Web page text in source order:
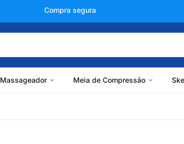
+150 mil avaliações
Massageador Meia de Compressão